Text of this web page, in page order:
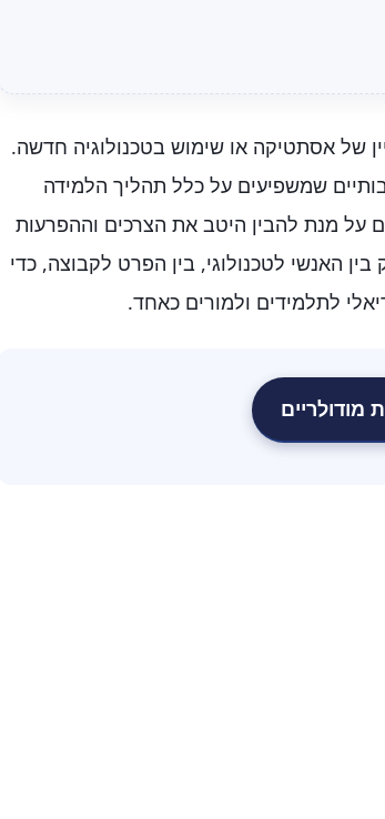
של אסתטיקה או שימוש בטכנולוגיה חדשה.
שמשפיעים על כלל תהליך הלמידה
על מנת להבין היטב את הצרכים וההפרעות
האנשי לטכנולוגי, בין הפרט לקבוצה, כדי
לתלמידים ולמורים כאחד.
מודולריים